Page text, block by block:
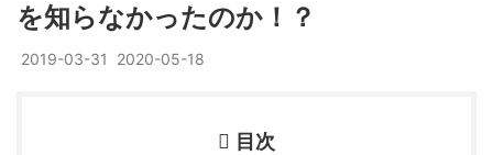
を知らなかったのか！？
2019-03-31 2020-05-18
目次